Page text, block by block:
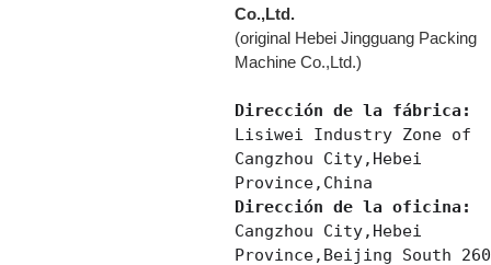
Co.,Ltd.
(original Hebei Jingguang Packing
Machine Co.,Ltd.)
Dirección de la fábrica:
Lisiwei Industry Zone of
Cangzhou City,Hebei
Province,China
Dirección de la oficina:
Cangzhou City,Hebei
Province,Beijing South